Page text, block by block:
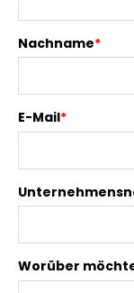
Nachname*
E-Mail*
Worüber